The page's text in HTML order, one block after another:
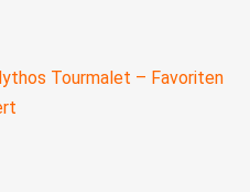
Tourmalet – Favoriten